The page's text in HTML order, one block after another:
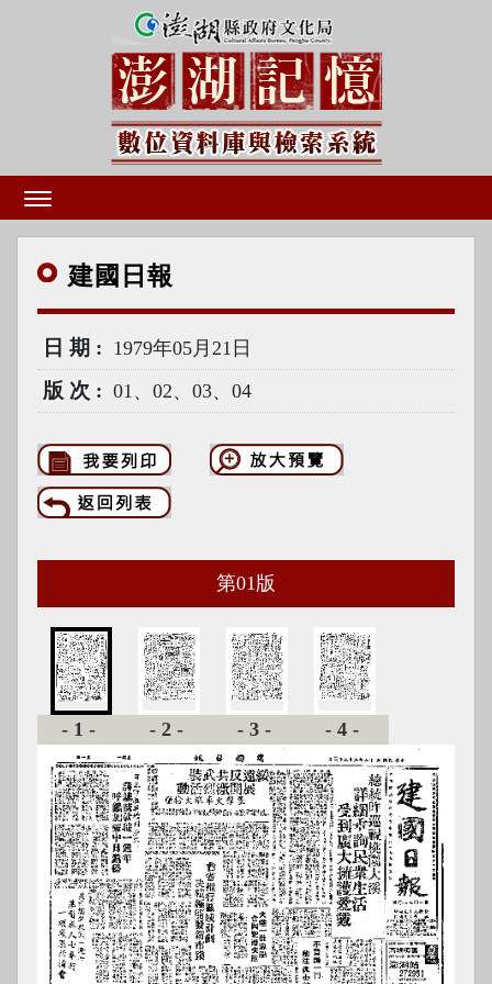
建國 日報
日期 1979年05月21日
版次 01、02、03、04
第01 版
-1- -2- -3- -4-